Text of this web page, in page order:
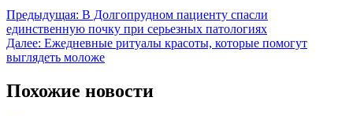
Предыдущая: В Долгопрудном пациенту спасли
единственную почку при серьезных патологиях
Далее: Ежедневные ритуалы красоты, которые помогут
выглядеть моложе
Похожие новости